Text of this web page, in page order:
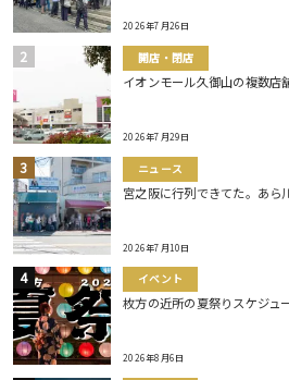
2026年7月26日
開店・閉店
イオンモール久御山の複数店
2026年7月29日
ニュース
宮之阪に行列できてた。あら
2026年7月10日
イベント
枚方の近所の夏祭りスケジュ
2026年8月6日